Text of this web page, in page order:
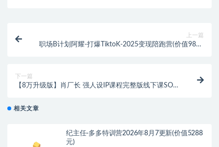
上一篇
职场B计划阿耀-打爆TiktoK-2025变现陪跑营(价值9800
下一篇
【8万升级版】肖厂长 强人设IP课程完整版线下课SOP
相关文章
纪主任-多多特训营2026年8月7更新(价值5288
元)